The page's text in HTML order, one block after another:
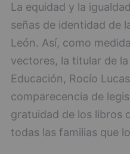
La equidad y la
señas de identidad de
León. Así, como
vectores, la titular de
Educación, Rocío
comparecencia de
gratuidad de los libros
todas las familias que